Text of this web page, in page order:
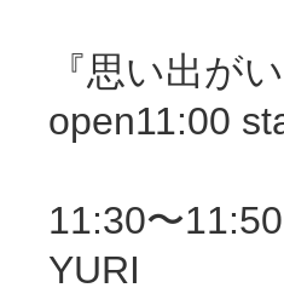
『思い出が
open11:00
11:30〜
YURI